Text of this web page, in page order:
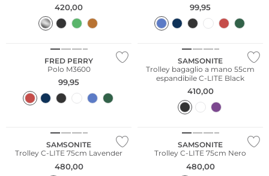
420,00 99,95
Taglie grandi
FRED PERRY
Polo M3600
99,95
SAMSONITE
Trolley bagaglio a mano 55cm
espandibile C-LITE Black
410,00
SAMSONITE
Trolley C-LITE 75cm Lavender
480,00
SAMSONITE
Trolley C-LITE 75cm Nero
480,00